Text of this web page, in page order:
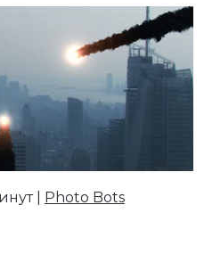
| Photo Bots